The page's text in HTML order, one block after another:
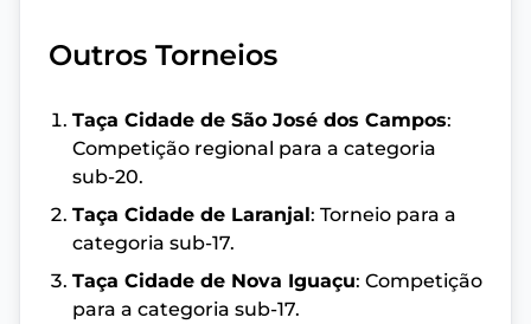
Outros Torneios
Taça Cidade de São José dos Campos:
Competição regional para a categoria
sub-20.
Taça Cidade de Laranjal: Torneio para a
categoria sub-17.
Taça Cidade de Nova Iguaçu: Competição
para a categoria sub-17.